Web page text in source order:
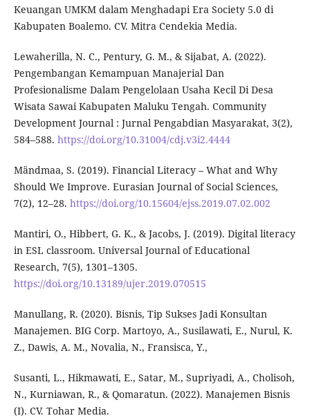
Keuangan UMKM dalam Menghadapi Era Society 5.0 di
Kabupaten Boalemo. CV. Mitra Cendekia Media.
Lewaherilla, N. C., Pentury, G. M., & Sijabat, A. (2022).
Pengembangan Kemampuan Manajerial Dan
Profesionalisme Dalam Pengelolaan Usaha Kecil Di Desa
Wisata Sawai Kabupaten Maluku Tengah. Community
Development Journal : Jurnal Pengabdian Masyarakat, 3(2),
584–588. https://doi.org/10.31004/cdj.v3i2.4444
Mändmaa, S. (2019). Financial Literacy – What and Why
Should We Improve. Eurasian Journal of Social Sciences,
7(2), 12–28. https://doi.org/10.15604/ejss.2019.07.02.002
Mantiri, O., Hibbert, G. K., & Jacobs, J. (2019). Digital literacy
in ESL classroom. Universal Journal of Educational
Research, 7(5), 1301–1305.
https://doi.org/10.13189/ujer.2019.070515
Manullang, R. (2020). Bisnis, Tip Sukses Jadi Konsultan
Manajemen. BIG Corp. Martoyo, A., Susilawati, E., Nurul, K.
Z., Dawis, A. M., Novalia, N., Fransisca, Y.,
Susanti, L., Hikmawati, E., Satar, M., Supriyadi, A., Cholisoh,
N., Kurniawan, R., & Qomaratun. (2022). Manajemen Bisnis
(I). CV. Tohar Media.